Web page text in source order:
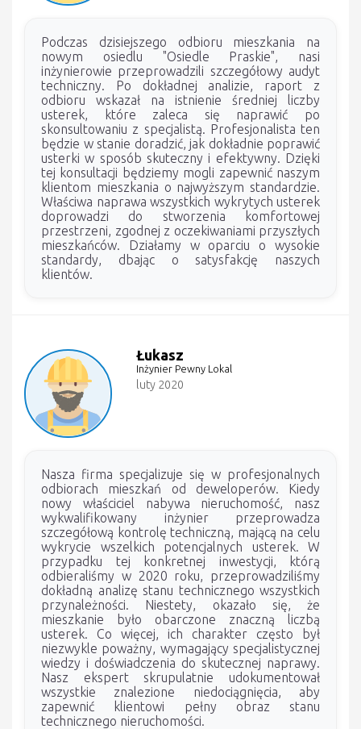
Podczas dzisiejszego odbioru mieszkania na
nowym osiedlu "Osiedle Praskie", nasi
inżynierowie przeprowadzili szczegółowy audyt
techniczny. Po dokładnej analizie, raport z
odbioru wskazał na istnienie średniej liczby
usterek, które zaleca się naprawić po
skonsultowaniu z specjalistą. Profesjonalista ten
będzie w stanie doradzić, jak dokładnie poprawić
usterki w sposób skuteczny i efektywny. Dzięki
tej konsultacji będziemy mogli zapewnić naszym
klientom mieszkania o najwyższym standardzie.
Właściwa naprawa wszystkich wykrytych usterek
doprowadzi do stworzenia komfortowej
przestrzeni, zgodnej z oczekiwaniami przyszłych
mieszkańców. Działamy w oparciu o wysokie
standardy, dbając o satysfakcję naszych
klientów.
Łukasz
Inżynier Pewny Lokal
luty 2020
Nasza firma specjalizuje się w profesjonalnych
odbiorach mieszkań od deweloperów. Kiedy
nowy właściciel nabywa nieruchomość, nasz
wykwalifikowany inżynier przeprowadza
szczegółową kontrolę techniczną, mającą na celu
wykrycie wszelkich potencjalnych usterek. W
przypadku tej konkretnej inwestycji, którą
odbieraliśmy w 2020 roku, przeprowadziliśmy
dokładną analizę stanu technicznego wszystkich
przynależności. Niestety, okazało się, że
mieszkanie było obarczone znaczną liczbą
usterek. Co więcej, ich charakter często był
niezwykle poważny, wymagający specjalistycznej
wiedzy i doświadczenia do skutecznej naprawy.
Nasz ekspert skrupulatnie udokumentował
wszystkie znalezione niedociągnięcia, aby
zapewnić klientowi pełny obraz stanu
technicznego nieruchomości.